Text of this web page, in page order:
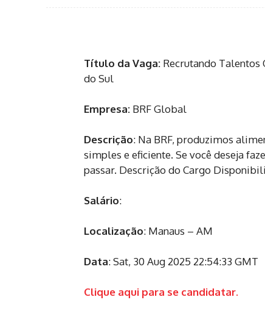
Título da Vaga: Recrutando Talentos
do Sul
Empresa: BRF Global
Descrição: Na BRF, produzimos
simples e eficiente. Se você deseja
passar. Descrição do Cargo
Salário:
Localização: Manaus – AM
Data: Sat, 30 Aug 2025 22:54:33 GMT
Clique aqui para se candidatar.